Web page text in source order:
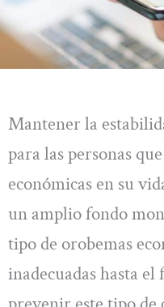
Mantener la
para las personas
económicas en su
un amplio fondo
tipo de orobemas
inadecuadas hasta